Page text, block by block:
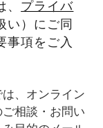
プライバ
い）にご同
事項をご入
、オンライン
相談・お問い